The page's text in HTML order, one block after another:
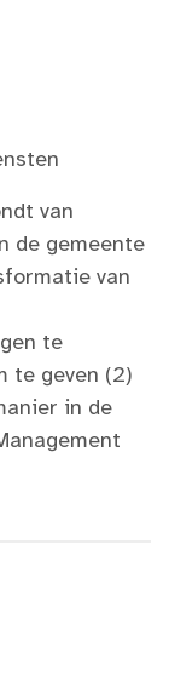
van
de gemeente
van
te
te geven (2)
in de